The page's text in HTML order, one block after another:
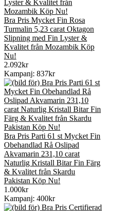
Bra Pris Mycket Fin Rosa
Turmalin 5,23 carat Oktagon
Slipning med Fin Lyster &
Kvalitet från Mozambik Köp
Nu!
2.092kr
Kampanj: 837kr
Bra Pris Parti 61 st Mycket Fin
Obehandlad Rå Oslipad
Akvamarin 231,10 carat
Naturlig Kristall Bitar Fin Färg
& Kvalitet från Skardu
Pakistan Köp Nu!
1.000kr
Kampanj: 400kr